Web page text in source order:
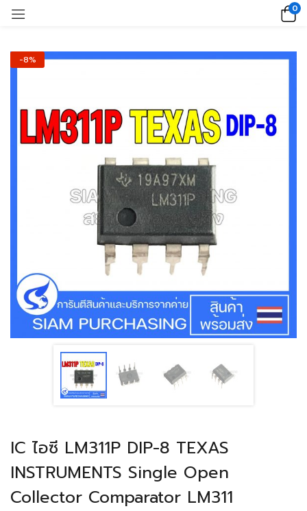
0
-8%
IC ไอซี LM311P DIP-8 TEXAS
INSTRUMENTS Single Open
Collector Comparator LM311